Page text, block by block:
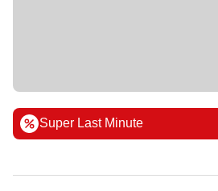
Super Last Minute